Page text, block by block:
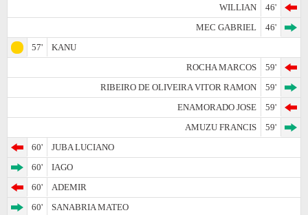
WILLIAN
46'
MEC GABRIEL
46'
57'
KANU
ROCHA MARCOS
59'
RIBEIRO DE OLIVEIRA VITOR RAMON
59'
ENAMORADO JOSE
59'
AMUZU FRANCIS
59'
60'
JUBA LUCIANO
60'
IAGO
60'
ADEMIR
60'
SANABRIA MATEO